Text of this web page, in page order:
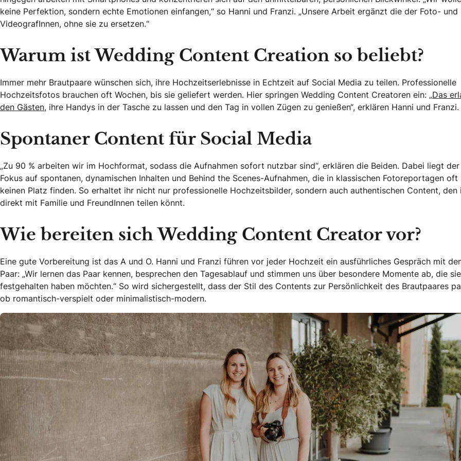
keine Perfektion, sondern echte Emotionen einfangen,“ so Hanni und Franzi. „Unsere Arbeit ergänzt die der Foto- und
VideografInnen, ohne sie zu ersetzen.“
Warum ist Wedding Content Creation so beliebt?
Immer mehr Brautpaare wünschen sich, ihre Hochzeitserlebnisse in Echtzeit auf Social Media zu teilen. Professionelle
Hochzeitsfotos brauchen oft Wochen, bis sie geliefert werden. Hier springen Wedding Content Creatoren ein: „Das
den Gästen, ihre Handys in der Tasche zu lassen und den Tag in vollen Zügen zu genießen“, erklären Hanni und Franzi.
Spontaner Content für Social Media
„Zu 90 % arbeiten wir im Hochformat, sodass die Aufnahmen sofort nutzbar sind“, erklären die Beiden. Dabei liegt der
Fokus auf spontanen, dynamischen Inhalten und Behind the Scenes-Aufnahmen, die in klassischen Fotoreportagen oft
keinen Platz finden. So erhaltet ihr nicht nur professionelle Hochzeitsbilder, sondern auch authentischen Content, den
direkt mit Familie und FreundInnen teilen könnt.
Wie bereiten sich Wedding Content Creator vor?
Eine gute Vorbereitung ist das A und O. Hanni und Franzi führen vor jeder Hochzeit ein ausführliches Gespräch mit
Paar: „Wir lernen das Paar kennen, besprechen den Tagesablauf und stimmen uns über besondere Momente ab, die sie
festgehalten haben möchten.“ So wird sichergestellt, dass der Stil des Contents zur Persönlichkeit des Brautpaares
ob romantisch-verspielt oder minimalistisch-modern.